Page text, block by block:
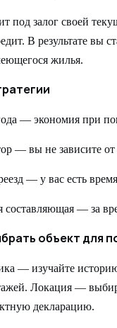
под залог своей
В результате вы
жилья.
— экономия при
— вы не зависите
— у вас есть
— за
объект для
— изучайте
Локация —
декларацию.